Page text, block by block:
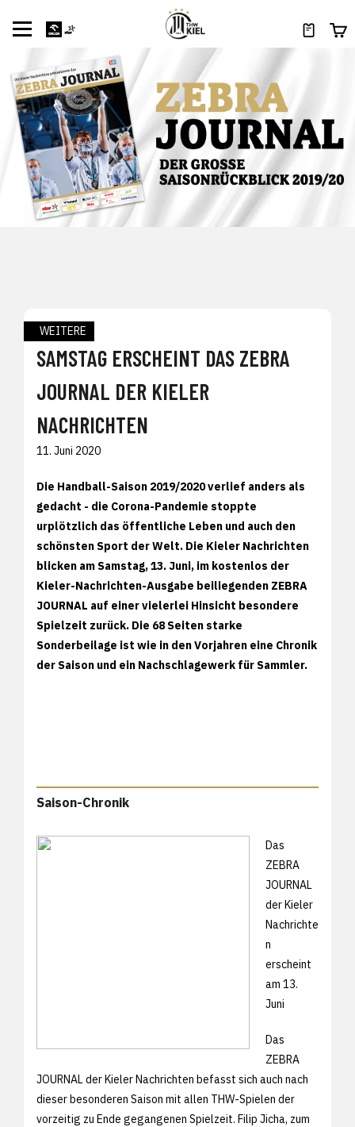
WEITERE
SAMSTAG ERSCHEINT DAS ZEBRA
JOURNAL DER KIELER
NACHRICHTEN
11. Juni 2020
Die Handball-Saison 2019/2020 verlief anders als
gedacht - die Corona-Pandemie stoppte
urplötzlich das öffentliche Leben und auch den
schönsten Sport der Welt. Die Kieler Nachrichten
blicken am Samstag, 13. Juni, im kostenlos der
Kieler-Nachrichten-Ausgabe beiliegenden ZEBRA
JOURNAL auf einer vielerlei Hinsicht besondere
Spielzeit zurück. Die 68 Seiten starke
Sonderbeilage ist wie in den Vorjahren eine Chronik
der Saison und ein Nachschlagewerk für Sammler.
Saison-Chronik
Das
ZEBRA
JOURNAL
der Kieler
Nachrichte
n
erscheint
am 13.
Juni
Das
ZEBRA
JOURNAL der Kieler Nachrichten befasst sich auch nach
dieser besonderen Saison mit allen THW-Spielen der
vorzeitig zu Ende gegangenen Spielzeit. Filip Jicha, zum